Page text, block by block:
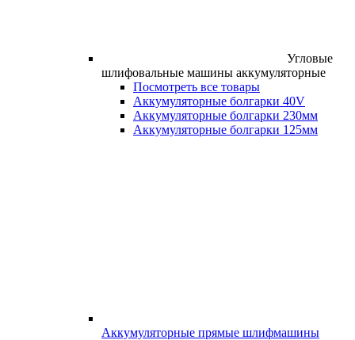
Угловые
шлифовальные машины аккумуляторные
Посмотреть все товары
Аккумуляторные болгарки 40V
Аккумуляторные болгарки 230мм
Аккумуляторные болгарки 125мм
Аккумуляторные прямые шлифмашины